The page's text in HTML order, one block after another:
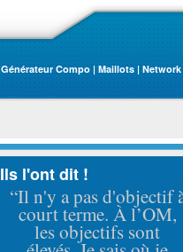
Générateur Compo | Maillots | Network
Ils l'ont dit !
“Il n'y a pas d'objectif
court terme. À l’OM,
les objectifs sont